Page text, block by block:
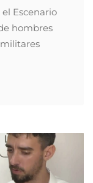
Escenario
hombres